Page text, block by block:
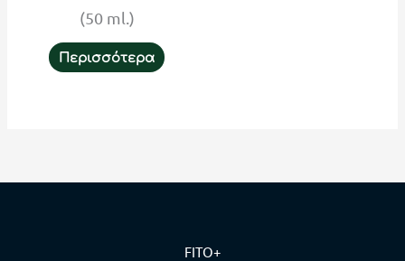
(50 ml.)
Περισσότερα
FITO+